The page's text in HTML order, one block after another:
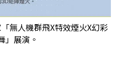
無人機群飛X特效煙火X幻彩
」展演。